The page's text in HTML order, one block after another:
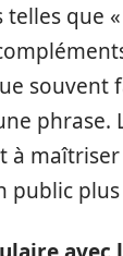
que «
phrase.
à
public